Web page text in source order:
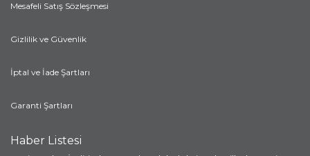
Mesafeli Satış Sözleşmesi
Gizlilik ve Güvenlik
İptal ve İade Şartları
Garanti Şartları
Haber Listesi